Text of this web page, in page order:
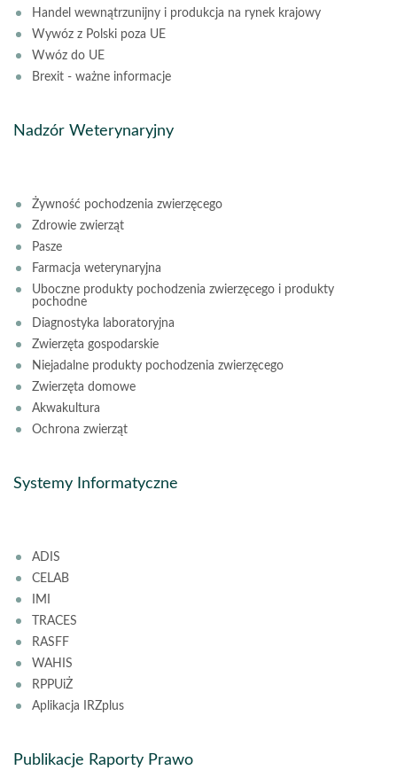
Handel wewnątrzunijny i produkcja na rynek krajowy
Wywóz z Polski poza UE
Wwóz do UE
Brexit - ważne informacje
Nadzór Weterynaryjny
Żywność pochodzenia zwierzęcego
Zdrowie zwierząt
Pasze
Farmacja weterynaryjna
Uboczne produkty pochodzenia zwierzęcego i produkty
pochodne
Diagnostyka laboratoryjna
Zwierzęta gospodarskie
Niejadalne produkty pochodzenia zwierzęcego
Zwierzęta domowe
Akwakultura
Ochrona zwierząt
Systemy Informatyczne
ADIS
CELAB
IMI
TRACES
RASFF
WAHIS
RPPUiŻ
Aplikacja IRZplus
Publikacje Raporty Prawo